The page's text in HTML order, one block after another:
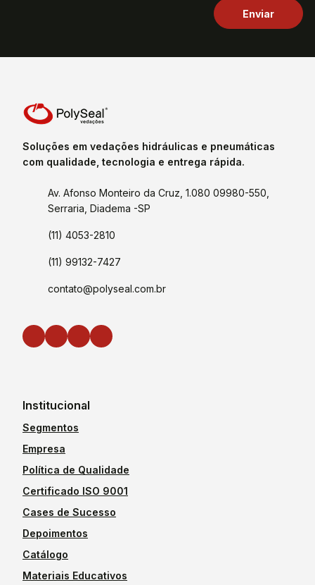
Soluções em vedações hidráulicas e pneumáticas
com qualidade, tecnologia e entrega rápida.
Av. Afonso Monteiro da Cruz, 1.080 09980-550,
Serraria, Diadema -SP
(11) 4053-2810
(11) 99132-7427
contato@polyseal.com.br
Institucional
Segmentos
Empresa
Política de Qualidade
Certificado ISO 9001
Cases de Sucesso
Depoimentos
Catálogo
Materiais Educativos